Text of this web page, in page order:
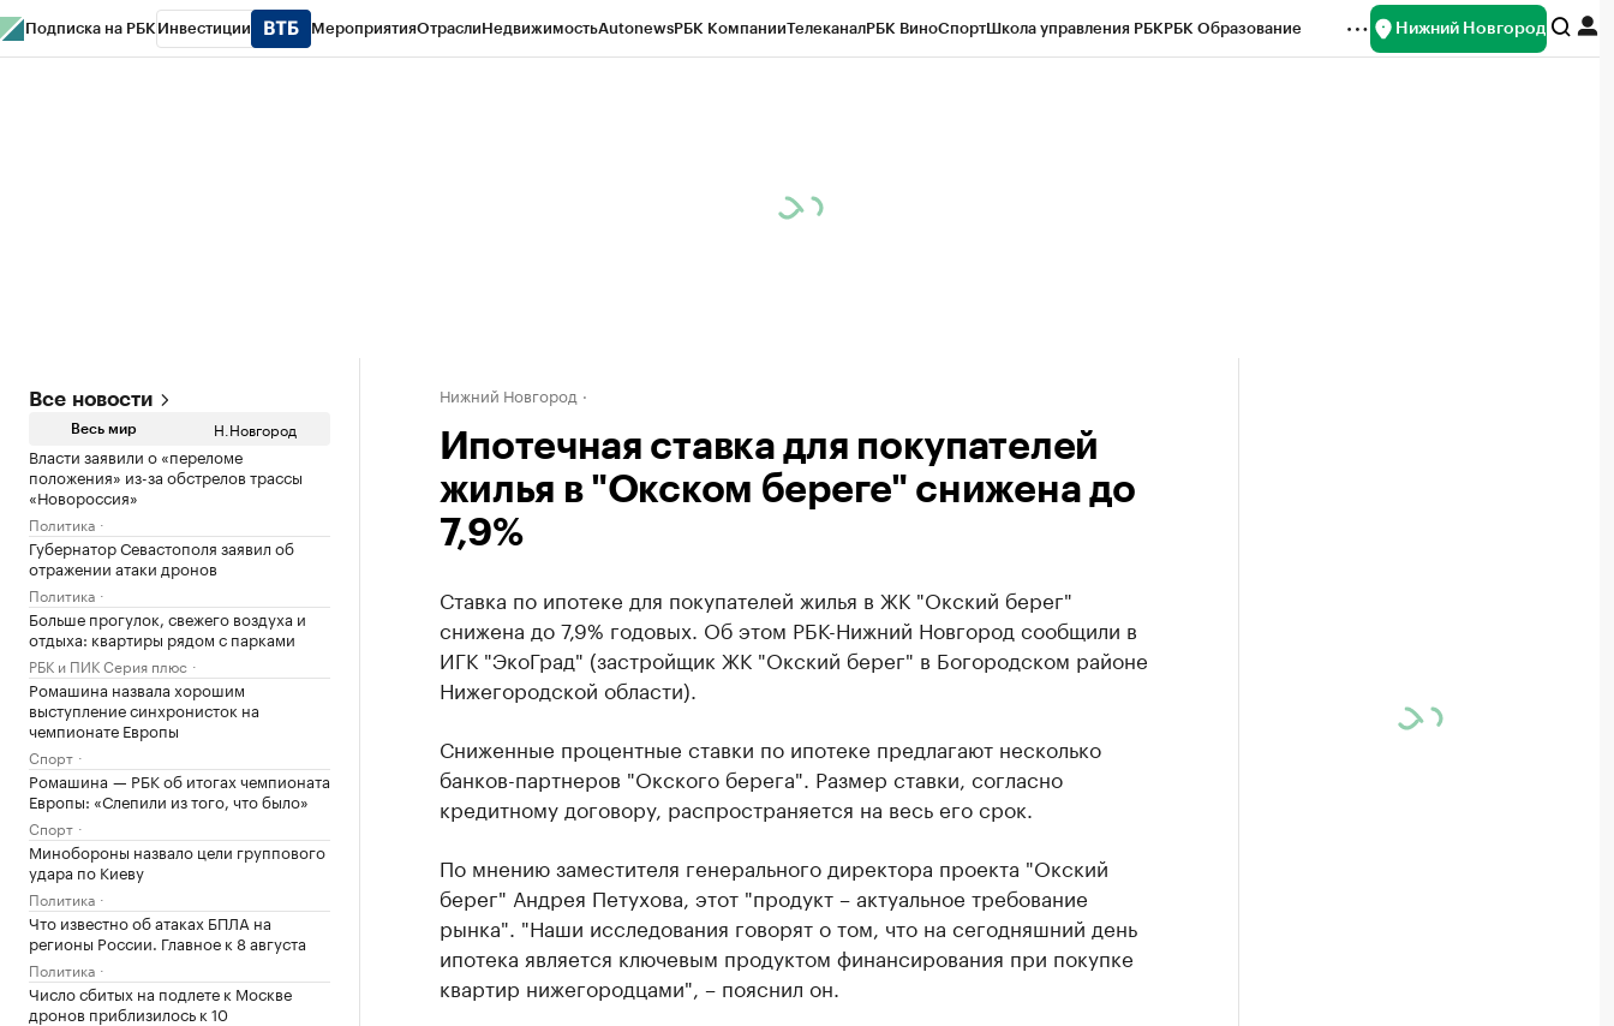
Подписка на РБК Инвестиции МероприятияОтраслиНедвижимостьAutonewsРБК КомпанииТелеканалРБК ВиноСпортШкола управления РБКРБК Образование Нижний Новгород
Все новости
Весь мир Н.Новгород
Власти заявили о «переломе
положения» из-за обстрелов трассы
«Новороссия»
Политика
Губернатор Севастополя заявил об
отражении атаки дронов
Политика
Больше прогулок, свежего воздуха и
отдыха: квартиры рядом с парками
РБК и ПИК Серия плюс
Ромашина назвала хорошим
выступление синхронисток на
чемпионате Европы
Спорт
Ромашина — РБК об итогах чемпионата
Европы: «Слепили из того, что было»
Спорт
Минобороны назвало цели группового
удара по Киеву
Политика
Что известно об атаках БПЛА на
регионы России. Главное к 8 августа
Политика
Число сбитых на подлете к Москве
дронов приблизилось к 10
Нижний Новгород
Ипотечная ставка для покупателей
жилья в "Окском береге" снижена до
7,9%
Ставка по ипотеке для покупателей жилья в ЖК "Окский берег"
снижена до 7,9% годовых. Об этом РБК-Нижний Новгород сообщили в
ИГК "ЭкоГрад" (застройщик ЖК "Окский берег" в Богородском районе
Нижегородской области).
Сниженные процентные ставки по ипотеке предлагают несколько
банков-партнеров "Окского берега". Размер ставки, согласно
кредитному договору, распространяется на весь его срок.
По мнению заместителя генерального директора проекта "Окский
берег" Андрея Петухова, этот "продукт – актуальное требование
рынка". "Наши исследования говорят о том, что на сегодняшний день
ипотека является ключевым продуктом финансирования при покупке
квартир нижегородцами", – пояснил он.